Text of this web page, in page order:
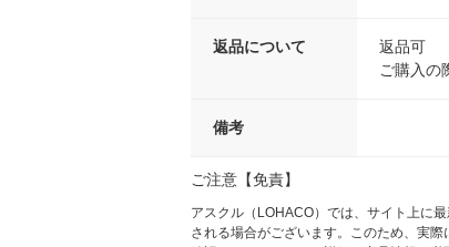
返品について
返品可
ご購入の
備考
ご注意【免責】
アスクル（LOHACO）では、サイト上に
される場合がございます。このため、実